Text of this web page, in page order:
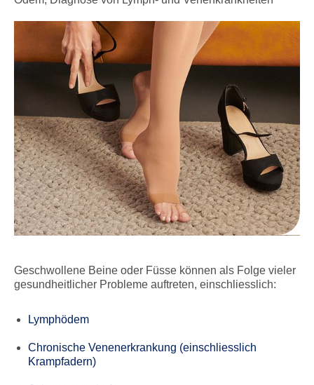
Geschwollene Beine oder Füsse können als Folge vieler
gesundheitlicher Probleme auftreten, einschliesslich:
Lymphödem
Chronische Venenerkrankung (einschliesslich
Krampfadern)